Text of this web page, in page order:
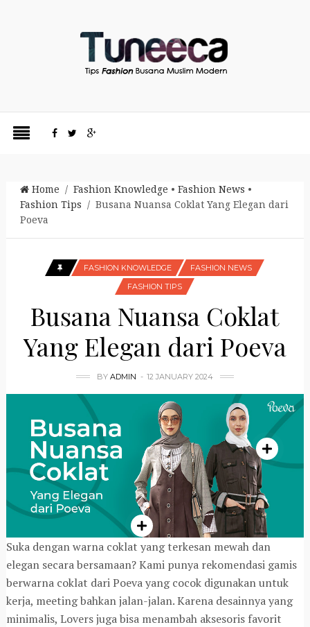
Home / Fashion Knowledge • Fashion News •
Fashion Tips / Busana Nuansa Coklat Yang Elegan dari
Poeva
FASHION KNOWLEDGE
FASHION NEWS
FASHION TIPS
Busana Nuansa Coklat
Yang Elegan dari Poeva
BY ADMIN 12 JANUARY 2024
Suka dengan warna coklat yang terkesan mewah dan
elegan secara bersamaan? Kami punya rekomendasi gamis
berwarna coklat dari Poeva yang cocok digunakan untuk
kerja, meeting bahkan jalan-jalan. Karena desainnya yang
minimalis, Lovers juga bisa menambah aksesoris favorit